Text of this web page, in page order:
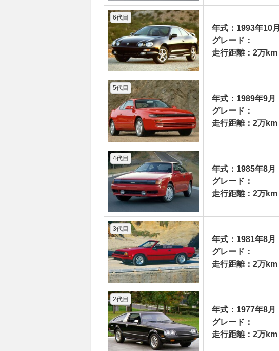
6代目
年式：1993年10月
グレード：
走行距離：2万km
5代目
年式：1989年9月
グレード：
走行距離：2万km
4代目
年式：1985年8月
グレード：
走行距離：2万km
3代目
年式：1981年8月
グレード：
走行距離：2万km
2代目
年式：1977年8月
グレード：
走行距離：2万km